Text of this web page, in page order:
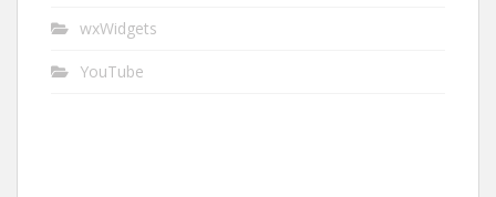
wxWidgets
YouTube